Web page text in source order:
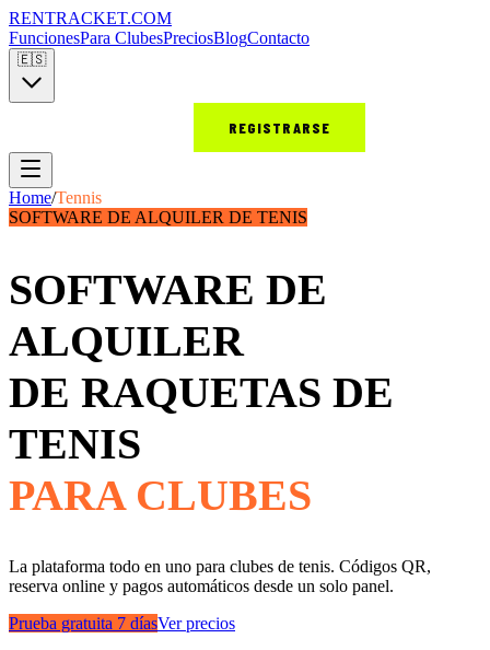
RENTRACKET.COM
FuncionesPara ClubesPreciosBlogContacto
🇪🇸
REGISTRARSE
Home/Tennis
SOFTWARE DE ALQUILER DE TENIS
SOFTWARE DE
ALQUILER
DE RAQUETAS DE
TENIS
PARA CLUBES
La plataforma todo en uno para clubes de tenis. Códigos QR,
reserva online y pagos automáticos desde un solo panel.
Prueba gratuita 7 díasVer precios